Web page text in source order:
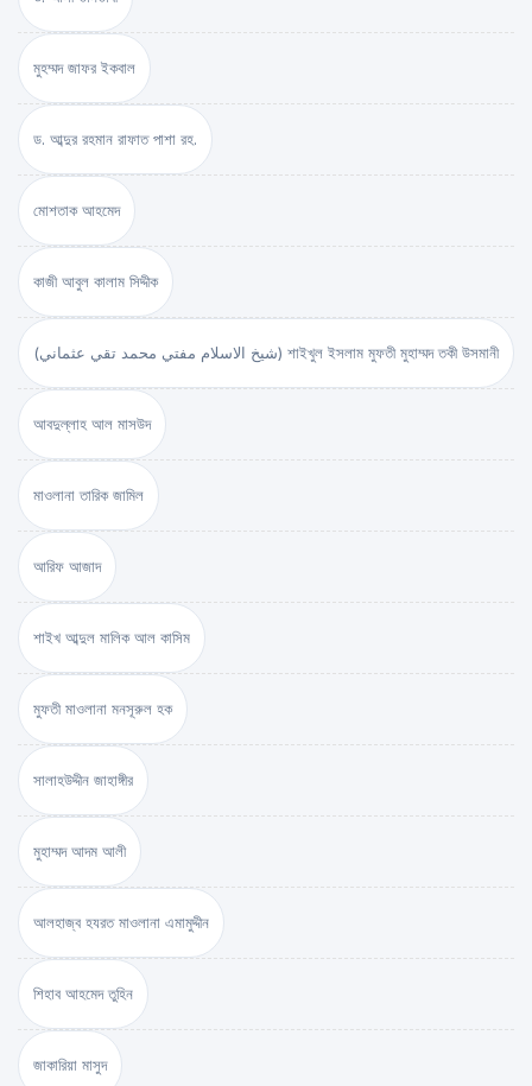
মুহম্মদ জাফর ইকবাল
ড. আব্দুর রহমান রাফাত পাশা রহ.
মোশতাক আহমেদ
কাজী আবুল কালাম সিদ্দীক
(شيخ الاسلام مفتي محمد تقي عثماني) শাইখুল ইসলাম মুফতী মুহাম্মদ তকী উসমানী
আবদুল্লাহ আল মাসউদ
মাওলানা তারিক জামিল
আরিফ আজাদ
শাইখ আব্দুল মালিক আল কাসিম
মুফতী মাওলানা মনসূরুল হক
সালাহউদ্দীন জাহাঙ্গীর
মুহাম্মদ আদম আলী
আলহাজ্ব হযরত মাওলানা এমামুদ্দীন
শিহাব আহমেদ তুহিন
জাকারিয়া মাসুদ